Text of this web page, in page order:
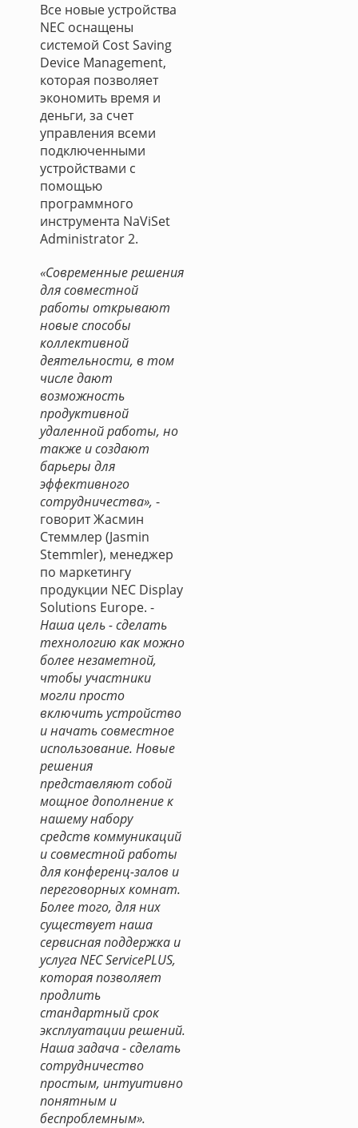
Все новые устройства
NEC оснащены
системой Cost Saving
Device Management,
которая позволяет
экономить время и
деньги, за счет
управления всеми
подключенными
устройствами с
помощью
программного
инструмента NaViSet
Administrator 2.
«Современные решения
для совместной
работы открывают
новые способы
коллективной
деятельности, в том
числе дают
возможность
продуктивной
удаленной работы, но
также и создают
барьеры для
эффективного
сотрудничества», -
говорит Жасмин
Стеммлер (Jasmin
Stemmler), менеджер
по маркетингу
продукции NEC Display
Solutions Europe. -
Наша цель - сделать
технологию как можно
более незаметной,
чтобы участники
могли просто
включить устройство
и начать совместное
использование. Новые
решения
представляют собой
мощное дополнение к
нашему набору
средств коммуникаций
и совместной работы
для конференц-залов и
переговорных комнат.
Более того, для них
существует наша
сервисная поддержка и
услуга NEC ServicePLUS,
которая позволяет
продлить
стандартный срок
эксплуатации решений.
Наша задача - сделать
сотрудничество
простым, интуитивно
понятным и
беспроблемным».